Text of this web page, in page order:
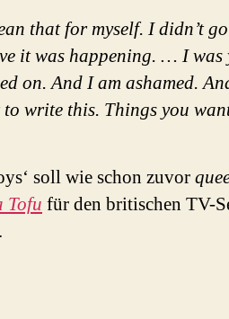
that for myself. I didn’t
it was happening. … I
on. And I am ashamed.
write this. Things you
soll wie schon zuvor
Tofu für den britischen TV-